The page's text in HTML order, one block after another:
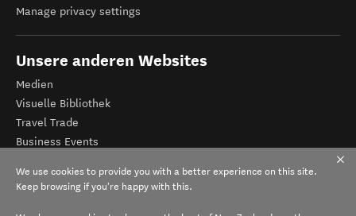
Manage privacy settings
Unsere anderen Websites
Medien
Visuelle Bibliothek
Travel Trade
Business Events
Veranstalter-Registrierung
We use cookies to provide you with a better experience on this site.
Keep browsing if you're happy with this.